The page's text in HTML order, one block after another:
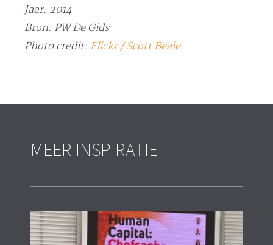
Jaar: 2014
Bron: PW De Gids
Photo credit: Flickr / Scott Beale
MEER INSPIRATIE